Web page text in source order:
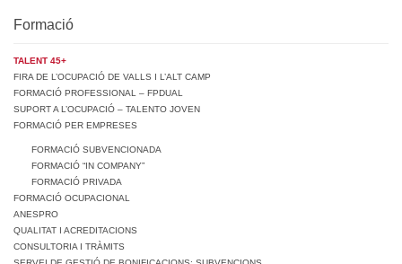
Formació
TALENT 45+
FIRA DE L’OCUPACIÓ DE VALLS I L’ALT CAMP
FORMACIÓ PROFESSIONAL – FPDUAL
SUPORT A L’OCUPACIÓ – TALENTO JOVEN
FORMACIÓ PER EMPRESES
FORMACIÓ SUBVENCIONADA
FORMACIÓ “IN COMPANY”
FORMACIÓ PRIVADA
FORMACIÓ OCUPACIONAL
ANESPRO
QUALITAT I ACREDITACIONS
CONSULTORIA I TRÀMITS